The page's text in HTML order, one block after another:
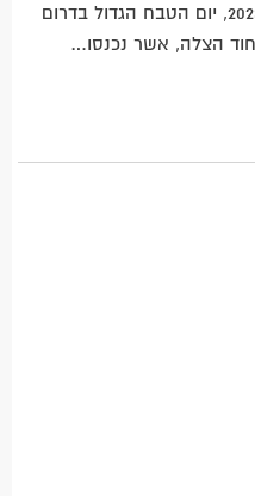
מבוססת קהילה. ב7 לאוקטובר 2023, יום הטבח הגדול בדרום
הצלה, אשר נכנסו…